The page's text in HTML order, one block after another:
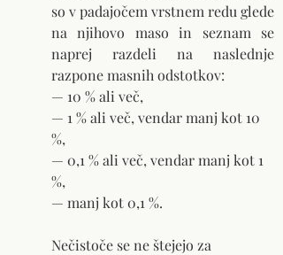
so v padajočem vrstnem redu glede
na njihovo maso in seznam se
naprej razdeli na naslednje
razpone masnih odstotkov:
— 10 % ali več,
— 1 % ali več, vendar manj kot 10
%,
— 0,1 % ali več, vendar manj kot 1
%,
— manj kot 0,1 %.
Nečistoče se ne štejejo za